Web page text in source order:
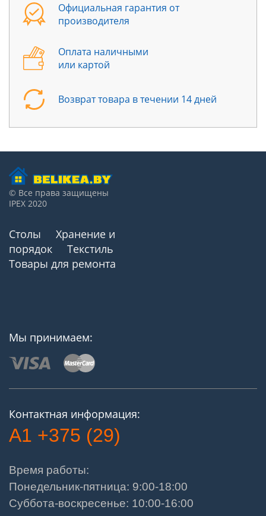
Официальная гарантия от
производителя
Оплата наличными
или картой
Возврат товара в течении 14 дней
© Все права защищены
IPEX 2020
Столы
Хранение и
порядок
Текстиль
Товары для ремонта
Мы принимаем:
Контактная информация:
A1 +375 (29)
Время работы:
Понедельник-пятница: 9:00-18:00
Суббота-воскресенье: 10:00-16:00